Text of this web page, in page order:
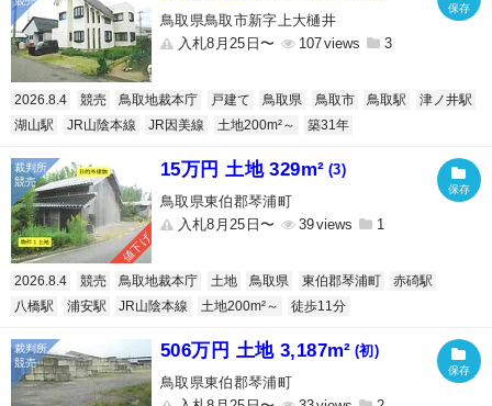
鳥取県鳥取市新字上大樋井
入札8月25日〜
107 3
2026.8.4 競売 鳥取地裁本庁 戸建て 鳥取県 鳥取市 鳥取駅
津ノ井駅
湖山駅
JR山陰本線 JR因美線 土地200m²～ 築31年
値下げ
15万円 土地 329m² (3)
鳥取県東伯郡琴浦町
入札8月25日〜
39 1
2026.8.4 競売 鳥取地裁本庁 土地 鳥取県 東伯郡琴浦町
赤碕駅
八橋駅
浦安駅 JR山陰本線 土地200m²～ 徒歩11分
506万円 土地 3,187m² (初)
鳥取県東伯郡琴浦町